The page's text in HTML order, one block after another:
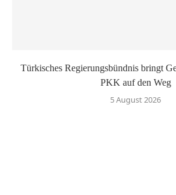
Türkisches Regierungsbündnis bringt
PKK auf den Weg
5 August 2026